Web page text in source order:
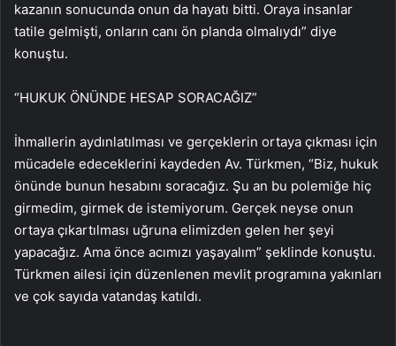
kazanın sonucunda onun da hayatı bitti. Oraya insanlar
tatile gelmişti, onların canı ön planda olmalıydı” diye
konuştu.
“HUKUK ÖNÜNDE HESAP SORACAĞIZ”
İhmallerin aydınlatılması ve gerçeklerin ortaya çıkması için
mücadele edeceklerini kaydeden Av. Türkmen, “Biz, hukuk
önünde bunun hesabını soracağız. Şu an bu polemiğe hiç
girmedim, girmek de istemiyorum. Gerçek neyse onun
ortaya çıkartılması uğruna elimizden gelen her şeyi
yapacağız. Ama önce acımızı yaşayalım” şeklinde konuştu.
Türkmen ailesi için düzenlenen mevlit programına yakınları
ve çok sayıda vatandaş katıldı.